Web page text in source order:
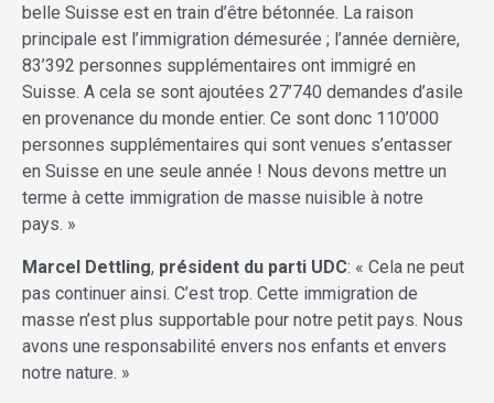
belle Suisse est en train d’être bétonnée. La raison
principale est l’immigration démesurée ; l’année dernière,
83’392 personnes supplémentaires ont immigré en
Suisse. A cela se sont ajoutées 27’740 demandes d’asile
en provenance du monde entier. Ce sont donc 110’000
personnes supplémentaires qui sont venues s’entasser
en Suisse en une seule année ! Nous devons mettre un
terme à cette immigration de masse nuisible à notre
pays. »
Marcel Dettling, président du parti UDC: « Cela ne peut
pas continuer ainsi. C’est trop. Cette immigration de
masse n’est plus supportable pour notre petit pays. Nous
avons une responsabilité envers nos enfants et envers
notre nature. »